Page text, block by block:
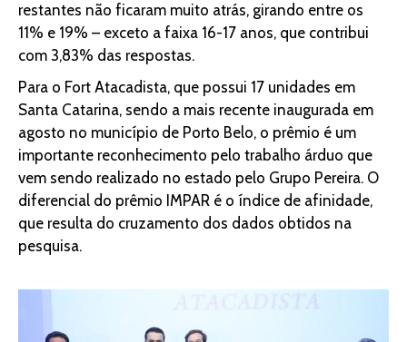
restantes não ficaram muito atrás, girando entre os
11% e 19% – exceto a faixa 16-17 anos, que contribui
com 3,83% das respostas.
Para o Fort Atacadista, que possui 17 unidades em
Santa Catarina, sendo a mais recente inaugurada em
agosto no município de Porto Belo, o prêmio é um
importante reconhecimento pelo trabalho árduo que
vem sendo realizado no estado pelo Grupo Pereira. O
diferencial do prêmio IMPAR é o índice de afinidade,
que resulta do cruzamento dos dados obtidos na
pesquisa.